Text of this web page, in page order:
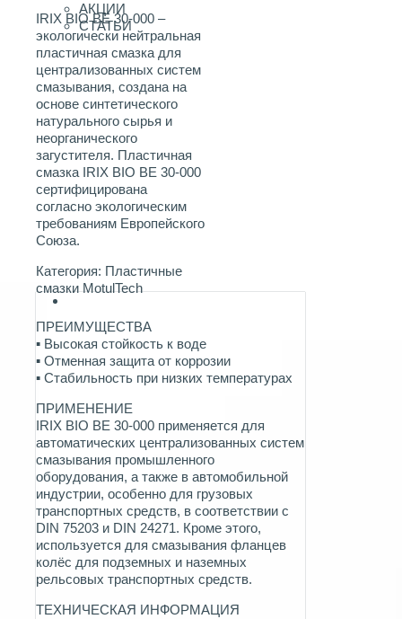
АКЦИИ
СТАТЬИ
IRIX BIO BE 30-000 –
экологически нейтральная
пластичная смазка для
централизованных систем
смазывания, создана на
основе синтетического
натурального сырья и
неорганического
загустителя. Пластичная
смазка IRIX BIO BE 30-000
сертифицирована
согласно экологическим
требованиям Европейского
Союза.
Категория: Пластичные
смазки MotulTech
ПРЕИМУЩЕСТВА
▪ Высокая стойкость к воде
▪ Отменная защита от коррозии
▪ Стабильность при низких температурах
ПРИМЕНЕНИЕ
IRIX BIO BE 30-000 применяется для
автоматических централизованных систем
смазывания промышленного
оборудования, а также в автомобильной
индустрии, особенно для грузовых
транспортных средств, в соответствии с
DIN 75203 и DIN 24271. Кроме этого,
используется для смазывания фланцев
колёс для подземных и наземных
рельсовых транспортных средств.
ТЕХНИЧЕСКАЯ ИНФОРМАЦИЯ